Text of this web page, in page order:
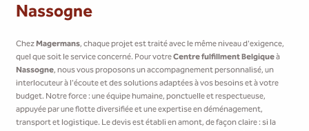
Nassogne
ChezMagermans, chaque projet est traité avec le même niveau d'exigence,
quel que soit le service concerné. Pour votreCentre fulfillment Belgiqueà
Nassogne, nous vous proposons un accompagnement personnalisé, un
interlocuteur à l'écoute et des solutions adaptées à vos besoins et à votre
budget. Notre force : une équipe humaine, ponctuelle et respectueuse,
appuyée par une flotte diversifiée et une expertise en déménagement,
transport et logistique. Le devis est établi en amont, de façon claire : si la